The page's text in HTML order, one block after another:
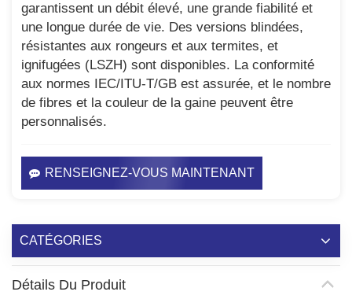
garantissent un débit élevé, une grande fiabilité et
une longue durée de vie. Des versions blindées,
résistantes aux rongeurs et aux termites, et
ignifugées (LSZH) sont disponibles. La conformité
aux normes IEC/ITU-T/GB est assurée, et le nombre
de fibres et la couleur de la gaine peuvent être
personnalisés.
RENSEIGNEZ-VOUS MAINTENANT
CATÉGORIES
Détails Du Produit